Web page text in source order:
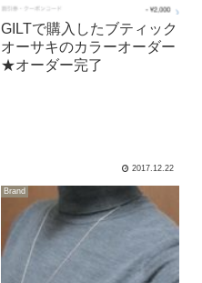
GILTで購入したブティック
オーサキのカラーオーダー
★オーダー完了
2017.12.22
Brand